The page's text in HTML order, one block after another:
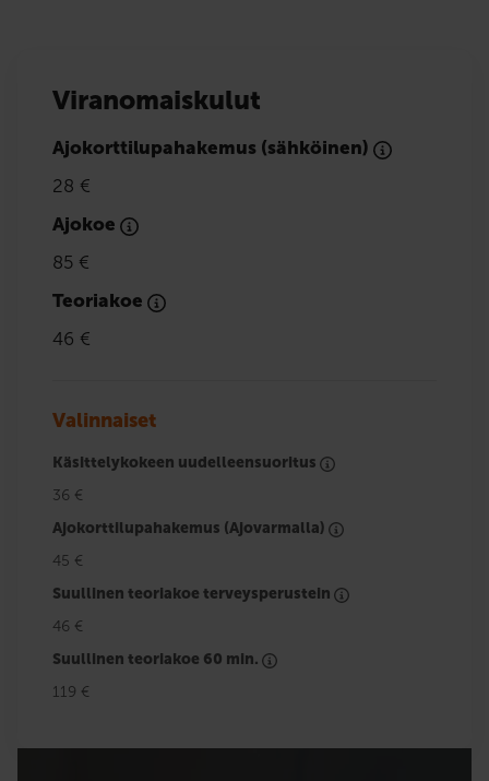
Viranomaiskulut
Ajokorttilupahakemus (sähköinen)
28 €
Ajokoe
85 €
Teoriakoe
46 €
Valinnaiset
Käsittelykokeen uudelleensuoritus
36 €
Ajokorttilupahakemus (Ajovarmalla)
45 €
Suullinen teoriakoe terveysperustein
46 €
Suullinen teoriakoe 60 min.
119 €